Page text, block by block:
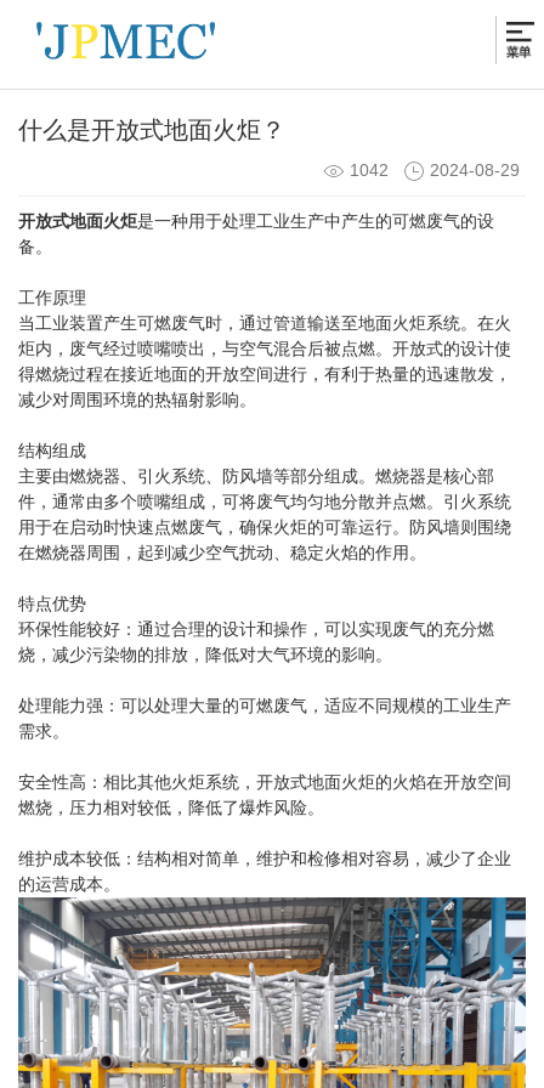
什么是开放式地面火炬？
1042 2024-08-29
开放式地面火炬是一种用于处理工业生产中产生的可燃废气的设
备。
工作原理
当工业装置产生可燃废气时，通过管道输送至地面火炬系统。在火
炬内，废气经过喷嘴喷出，与空气混合后被点燃。开放式的设计使
得燃烧过程在接近地面的开放空间进行，有利于热量的迅速散发，
减少对周围环境的热辐射影响。
结构组成
主要由燃烧器、引火系统、防风墙等部分组成。燃烧器是核心部
件，通常由多个喷嘴组成，可将废气均匀地分散并点燃。引火系统
用于在启动时快速点燃废气，确保火炬的可靠运行。防风墙则围绕
在燃烧器周围，起到减少空气扰动、稳定火焰的作用。
特点优势
环保性能较好：通过合理的设计和操作，可以实现废气的充分燃
烧，减少污染物的排放，降低对大气环境的影响。
处理能力强：可以处理大量的可燃废气，适应不同规模的工业生产
需求。
安全性高：相比其他火炬系统，开放式地面火炬的火焰在开放空间
燃烧，压力相对较低，降低了爆炸风险。
维护成本较低：结构相对简单，维护和检修相对容易，减少了企业
的运营成本。